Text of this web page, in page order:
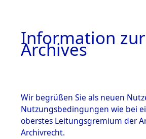
Information
Archives
Wir begrüßen Sie als neuen
Nutzungsbedingungen wie bei
oberstes Leitungsgremium der
Archivrecht.